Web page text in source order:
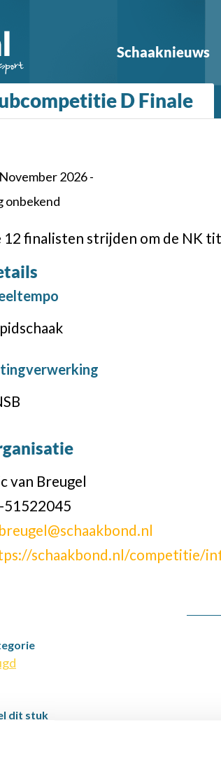
Schaaknieuws
D Finale
2026 -
onbekend
12 finalisten strijden om de NK
van Breugel
51522045
schaakbond.nl/competitie/
dit stuk